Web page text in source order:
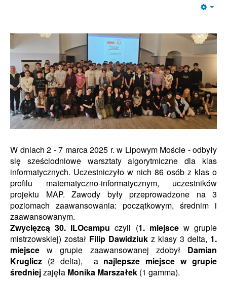
W dniach 2 - 7 marca 2025 r. w Lipowym Moście - odbyły
się sześciodniowe warsztaty algorytmiczne dla klas
informatycznych. Uczestniczyło w nich 86 osób z klas o
profilu matematyczno-informatycznym, uczestników
projektu MAP. Zawody były przeprowadzone na 3
poziomach zaawansowania: początkowym, średnim i
zaawansowanym.
Zwycięzcą 30. ILOcampu czyli (1. miejscew grupie
mistrzowskiej) został Filip Dawidziuk z klasy 3 delta, 1.
miejsce w grupie zaawansowanej zdobył Damian
Kruglicz (2 delta), a najlepsze miejsce w grupie
średniejzajęła Monika Marszałek (1 gamma).